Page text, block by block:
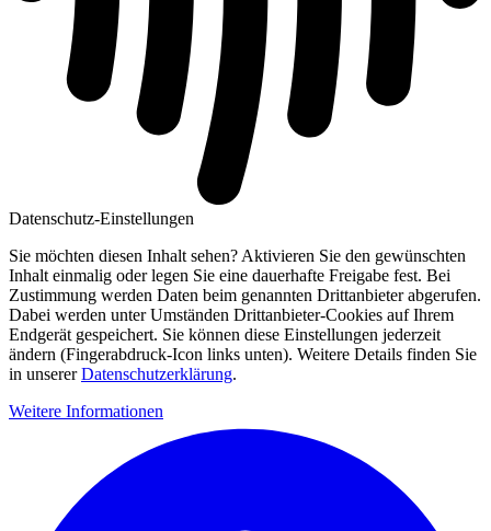
Datenschutz-Einstellungen
Sie möchten diesen Inhalt sehen? Aktivieren Sie den gewünschten
Inhalt einmalig oder legen Sie eine dauerhafte Freigabe fest. Bei
Zustimmung werden Daten beim genannten Drittanbieter abgerufen.
Dabei werden unter Umständen Drittanbieter-Cookies auf Ihrem
Endgerät gespeichert. Sie können diese Einstellungen jederzeit
ändern (Fingerabdruck-Icon links unten). Weitere Details finden Sie
in unsererDatenschutzerklärung.
Weitere Informationen